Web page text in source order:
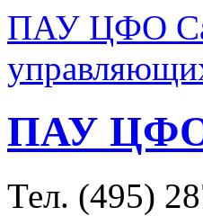
ПАУ ЦФО
ПАУ
Тел. (495)